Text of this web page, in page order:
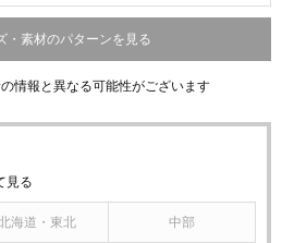
・素材のパターンを見る
情報と異なる可能性がございます
見る
海道・東北 中部